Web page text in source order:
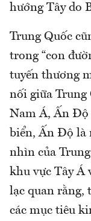
hướng Tây do
Trung Quốc
trong “con
tuyến thương
nối giữa Trung
Nam Á, Ấn Độ
biển, Ấn Độ là
nhìn của
khu vực Tây Á
lạc quan rằng,
các mục tiêu